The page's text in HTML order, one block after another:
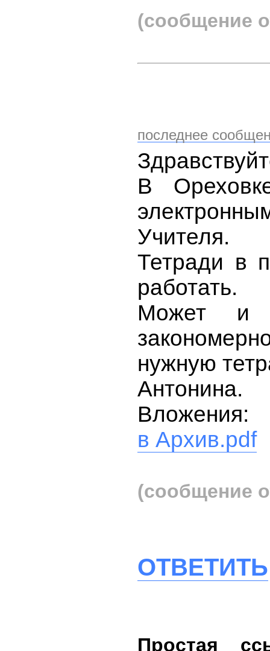
(сообщение
последнее
В
Учителя.
Тетради в
работать.
Может и
нужную
Антонина.
Вложения:
в Архив.pdf
(сообщение
ОТВЕТИТЬ
Простая